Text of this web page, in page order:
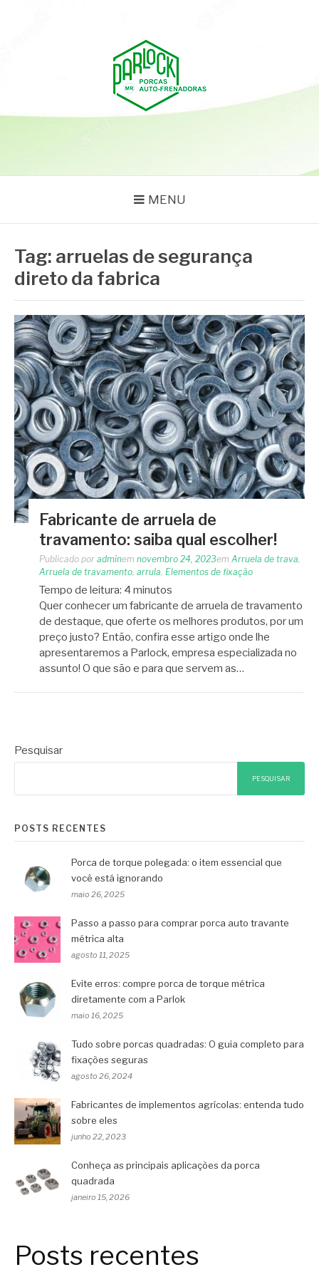
MENU
Tag: arruelas de segurança
direto da fabrica
Fabricante de arruela de
travamento: saiba qual escolher!
Publicado por adminem novembro 24, 2023em Arruela de trava
Arruela de travamento arrula Elementos de fixação
Tempo de leitura: 4 minutos
Quer conhecer um fabricante de arruela de travamento
de destaque, que oferte os melhores produtos, por um
preço justo? Então, confira esse artigo onde lhe
apresentaremos a Parlock, empresa especializada no
assunto! O que são e para que servem as…
Pesquisar
PESQUISAR
POSTS RECENTES
Porca de torque polegada: o item essencial que
você está ignorando
maio 26, 2025
Passo a passo para comprar porca auto travante
métrica alta
agosto 11, 2025
Evite erros: compre porca de torque métrica
diretamente com a Parlok
maio 16, 2025
Tudo sobre porcas quadradas: O guia completo para
fixações seguras
agosto 26, 2024
Fabricantes de implementos agrícolas: entenda tudo
sobre eles
junho 22, 2023
Conheça as principais aplicações da porca
quadrada
janeiro 15, 2026
Posts recentes